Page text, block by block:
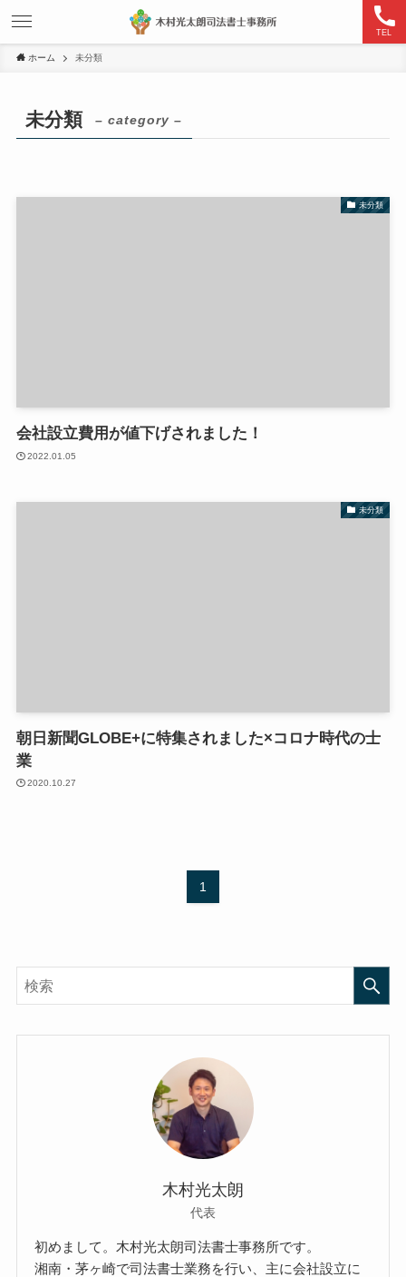
TEL
ホーム 未分類
未分類 – category –
未分類
会社設立費用が値下げされました！
2022.01.05
未分類
朝日新聞GLOBE+に特集されました×コロナ時代の士
業
2020.10.27
1
木村光太朗
代表
初めまして。木村光太朗司法書士事務所です。
湘南・茅ヶ崎で司法書士業務を行い、主に会社設立に